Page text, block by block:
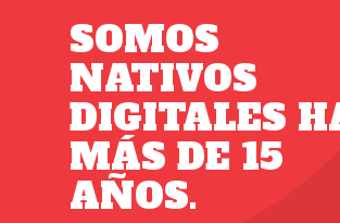
SOMOS
NATIVOS
DIGITALES
MÁS DE 15
AÑOS.